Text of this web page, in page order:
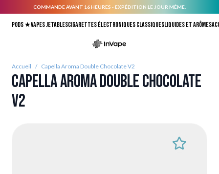
COMMANDE AVANT 16 HEURES - EXPÉDITION LE JOUR MÊME.
Pods ★Vapes jetablesCigarettes électroniques classiquesLiquides et arômes
Accueil / Capella Aroma Double Chocolate V2
Capella Aroma Double Chocolate
V2